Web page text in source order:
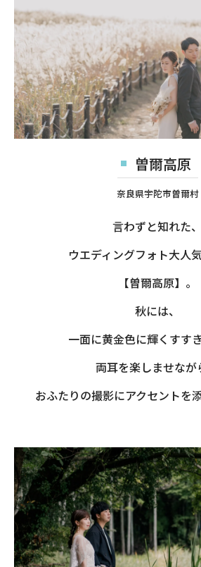
曽爾高原
奈良県宇陀市曽爾村
言わずと知れた、
ウエディングフォト大人
【曽爾高原】。
秋には、
一面に黄金色に輝くすすき
両耳を楽しませなが
おふたりの撮影にアクセントを